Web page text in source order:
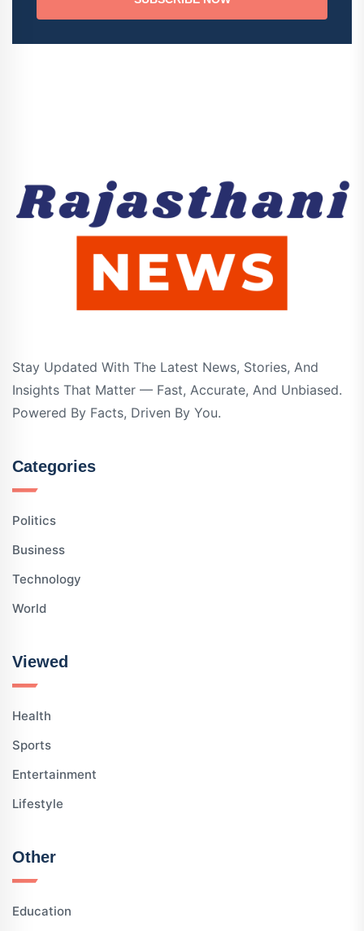
Stay Updated With The Latest News, Stories, And
Insights That Matter — Fast, Accurate, And Unbiased.
Powered By Facts, Driven By You.
Categories
Politics
Business
Technology
World
Viewed
Health
Sports
Entertainment
Lifestyle
Other
Education